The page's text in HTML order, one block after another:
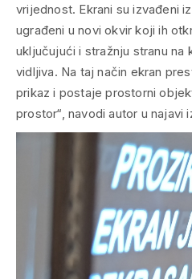
vrijednost. Ekrani su izvađeni
ugrađeni u novi okvir koji ih
uključujući i stražnju stranu
vidljiva. Na taj način ekran
prikaz i postaje prostorni
prostor“, navodi autor u najavi